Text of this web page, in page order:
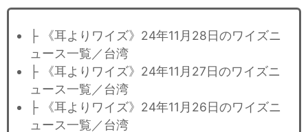
├ 《耳よりワイズ》24年11月28日のワイズニ
ュース一覧／台湾
├ 《耳よりワイズ》24年11月27日のワイズニ
ュース一覧／台湾
├ 《耳よりワイズ》24年11月26日のワイズニ
ュース一覧／台湾